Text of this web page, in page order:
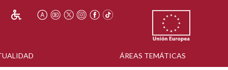
ÁREAS TEMÁTICAS